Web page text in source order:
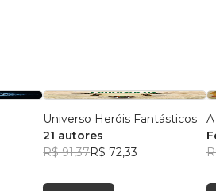
Universo Heróis Fantásticos
21 autores
R$ 91,37R$ 72,33